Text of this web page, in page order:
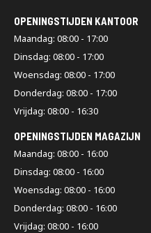
OPENINGSTIJDEN KANTOOR
Maandag: 08:00 - 17:00
Dinsdag: 08:00 - 17:00
Woensdag: 08:00 - 17:00
Donderdag: 08:00 - 17:00
Vrijdag: 08:00 - 16:30
OPENINGSTIJDEN MAGAZIJN
Maandag: 08:00 - 16:00
Dinsdag: 08:00 - 16:00
Woensdag: 08:00 - 16:00
Donderdag: 08:00 - 16:00
Vrijdag: 08:00 - 16:00